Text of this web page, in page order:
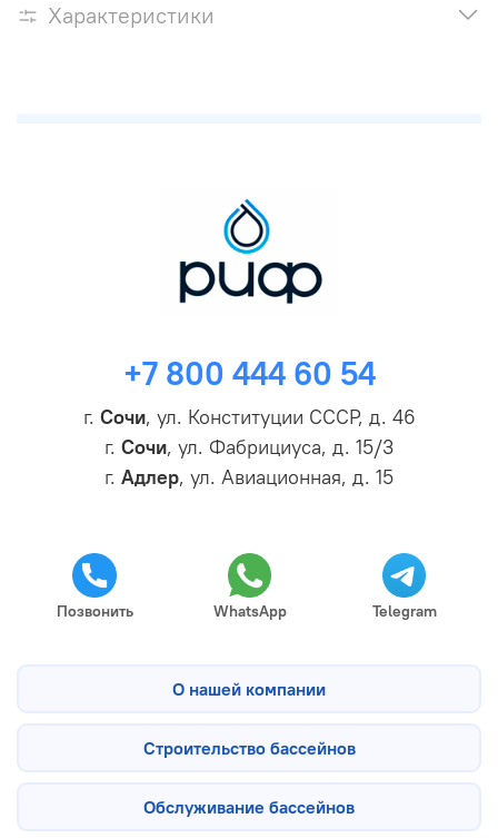
Характеристики
+7 800 444 60 54
г. Сочи, ул. Конституции СССР, д. 46
г. Сочи, ул. Фабрициуса, д. 15/3
г. Адлер, ул. Авиационная, д. 15
Позвонить WhatsApp Telegram
О нашей компании
Строительство бассейнов
Обслуживание бассейнов